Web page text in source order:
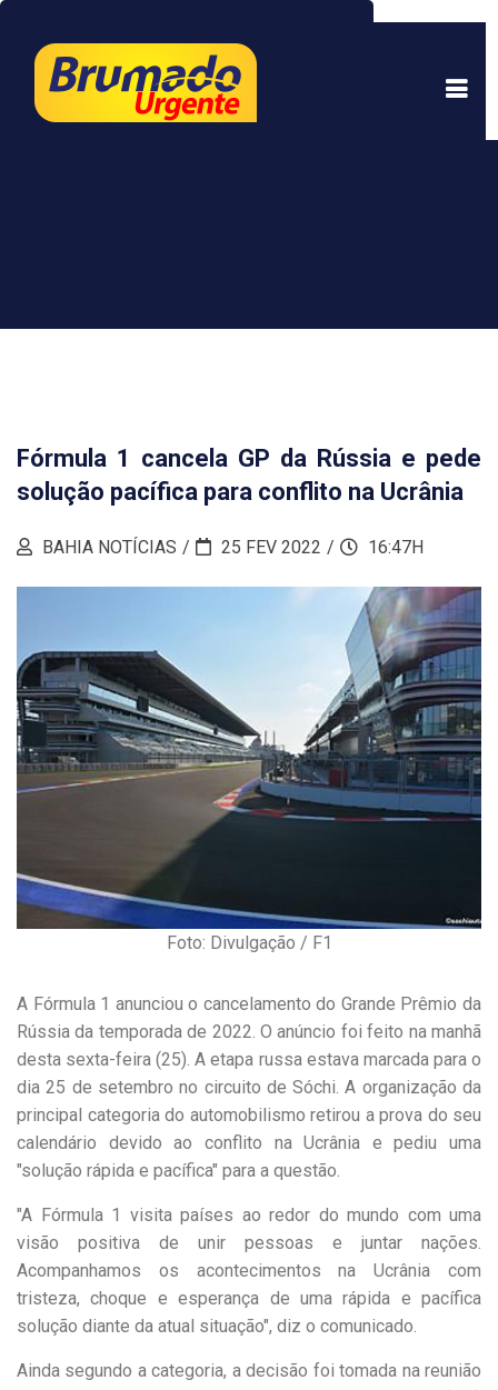
experiência. Ao continuar a navegar, você está
de acordo com isso.Saber mais.
Fórmula 1 cancela GP da Rússia e pede
solução pacífica para conflito na Ucrânia
BAHIA NOTÍCIAS 25 FEV 2022 16:47H
Foto: Divulgação / F1
A Fórmula 1 anunciou o cancelamento do Grande Prêmio da
Rússia da temporada de 2022. O anúncio foi feito na manhã
desta sexta-feira (25). A etapa russa estava marcada para o
dia 25 de setembro no circuito de Sóchi. A organização da
principal categoria do automobilismo retirou a prova do seu
calendário devido ao conflito na Ucrânia e pediu uma
"solução rápida e pacífica" para a questão.
"A Fórmula 1 visita países ao redor do mundo com uma
visão positiva de unir pessoas e juntar nações.
Acompanhamos os acontecimentos na Ucrânia com
tristeza, choque e esperança de uma rápida e pacífica
solução diante da atual situação", diz o comunicado.
Ainda segundo a categoria, a decisão foi tomada na reunião